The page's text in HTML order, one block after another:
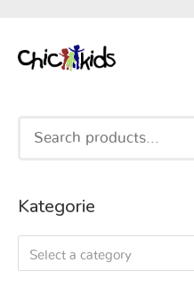
Search
Kategorie
Select a category